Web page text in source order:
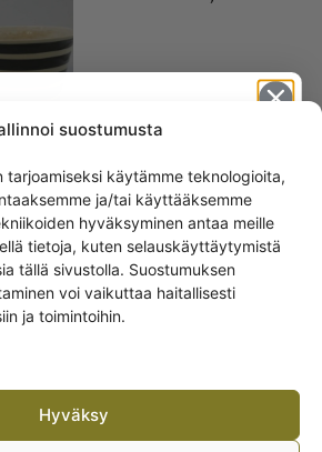
suostumusta
tarjoamiseksi käytämme teknologioita,
ja/tai käyttääksemme
hyväksyminen antaa meille
tietoja, kuten selauskäyttäytymistä
tällä sivustolla. Suostumuksen
voi vaikuttaa haitallisesti
ja toimintoihin.
Hyväksy
Arabia Kukkaruukku
vihreä SF-malli
15,00
Get -5%
off?
want the discount
you consent to receiving messages from